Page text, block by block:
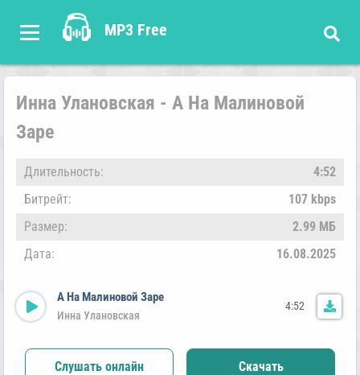
MP3 Free
Инна Улановская - А На Малиновой
Заре
Длительность:
4:52
Битрейт:
107 kbps
Размер:
2.99 МБ
Дата:
16.08.2025
А На Малиновой Заре
Инна Улановская
4:52
Слушать онлайн Скачать